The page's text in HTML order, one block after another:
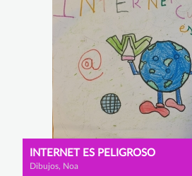
INTERNET ES PELIGROSO
Dibujos, Noa